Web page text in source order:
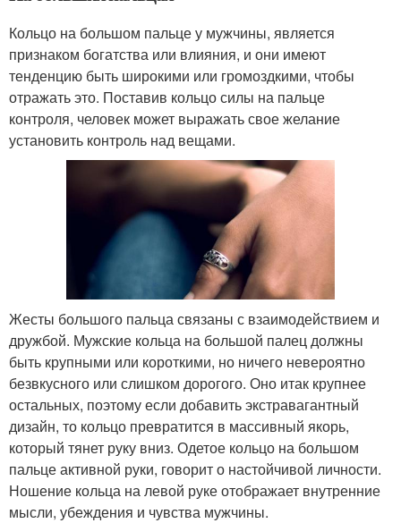
Кольцо на большом пальце у мужчины, является
признаком богатства или влияния, и они имеют
тенденцию быть широкими или громоздкими, чтобы
отражать это. Поставив кольцо силы на пальце
контроля, человек может выражать свое желание
установить контроль над вещами.
Жесты большого пальца связаны с взаимодействием и
дружбой. Мужские кольца на большой палец должны
быть крупными или короткими, но ничего невероятно
безвкусного или слишком дорогого. Оно итак крупнее
остальных, поэтому если добавить экстравагантный
дизайн, то кольцо превратится в массивный якорь,
который тянет руку вниз. Одетое кольцо на большом
пальце активной руки, говорит о настойчивой личности.
Ношение кольца на левой руке отображает внутренние
мысли, убеждения и чувства мужчины.